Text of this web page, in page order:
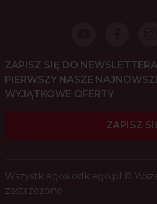
ZAPISZ SIĘ DO
PIERWSZY NASZE
WYJĄTKOWE OFERTY
ZAPISZ
Wszystkiegoslodkiego.pl ©
zastrzeżone